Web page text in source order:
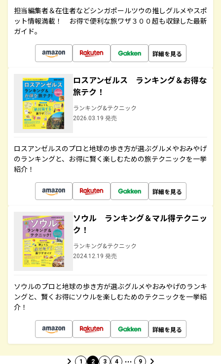
担当編集者＆在住者などシンガポールツウの推しグルメやスポ
ット情報満載！ お得で便利な旅ワザ３００超も収録した最新
ガイド。
詳細を見る
ロスアンゼルス ランキング＆お得な
旅テク！
ランキング&テクニック
2026.03.19 発売
ロスアンゼルスのプロと地球の歩き方が選ぶグルメやおみやげ
のランキングと、お得に賢く楽しむための旅テクニックを一挙
紹介！
詳細を見る
ソウル ランキング＆マル得テクニッ
ク！
ランキング&テクニック
2024.12.19 発売
ソウルのプロと地球の歩き方が選ぶグルメやおみやげのランキ
ングと、賢くお得にソウルを楽しむためのテクニックを一挙紹
介！
詳細を見る
1 2 3 4 … 9